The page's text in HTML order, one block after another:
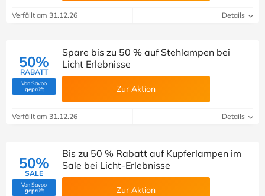
Verfällt am 31.12.26 Details
50%
RABATT
Von Savoo
geprüft(Von Savoo geprüft)
Spare bis zu 50 % auf Stehlampen bei
Licht Erlebnisse
Zur Aktion
Verfällt am 31.12.26 Details
50%
SALE
Von Savoo
geprüft(Von Savoo geprüft)
Bis zu 50 % Rabatt auf Kupferlampen im
Sale bei Licht-Erlebnisse
Zur Aktion